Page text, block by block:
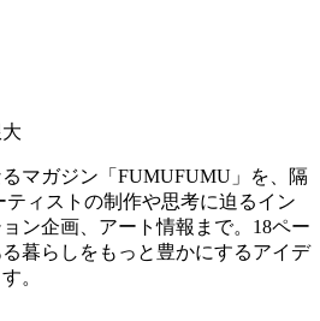
マガジン「FUMUFUMU」を、隔
ティストの制作や思考に迫るイン
ン企画、アート情報まで。18ペー
暮らしをもっと豊かにするアイデ
。